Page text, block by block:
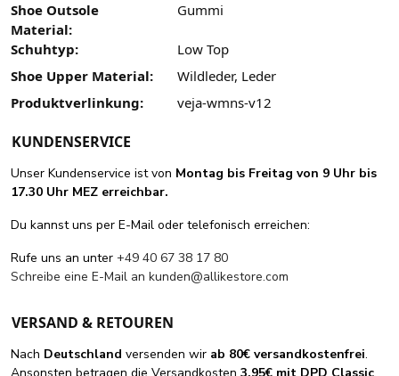
Shoe Outsole
Material:
Gummi
Schuhtyp:
Low Top
Shoe Upper Material:
Wildleder, Leder
Produktverlinkung:
veja-wmns-v12
KUNDENSERVICE
Unser Kundenservice ist von Montag bis Freitag von 9 Uhr bis
17.30 Uhr MEZ erreichbar.
Du kannst uns per E-Mail oder telefonisch erreichen:
Rufe uns an unter +49 40 67 38 17 80
Schreibe eine E-Mail an kunden@allikestore.com
VERSAND & RETOUREN
Nach Deutschland versenden wir ab 80€ versandkostenfrei.